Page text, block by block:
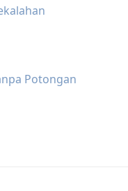
Potongan